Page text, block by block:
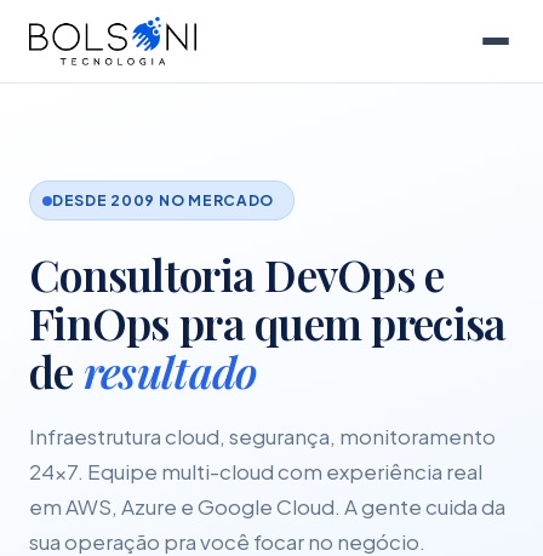
DESDE 2009 NO MERCADO
Consultoria DevOps e
FinOps pra quem precisa
de resultado
Infraestrutura cloud, segurança, monitoramento
24x7. Equipe multi-cloud com experiência real
em AWS, Azure e Google Cloud. A gente cuida da
sua operação pra você focar no negócio.